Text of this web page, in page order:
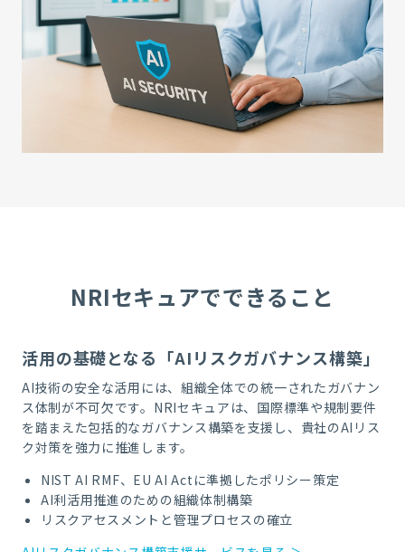
NRIセキュアでできること
活用の基礎となる「AIリスクガバナンス構築」
AI技術の安全な活用には、組織全体での統一されたガバナン
ス体制が不可欠です。NRIセキュアは、国際標準や規制要件
を踏まえた包括的なガバナンス構築を支援し、貴社のAIリス
ク対策を強力に推進します。
NIST AI RMF、EU AI Actに準拠したポリシー策定
AI利活用推進のための組織体制構築
リスクアセスメントと管理プロセスの確立